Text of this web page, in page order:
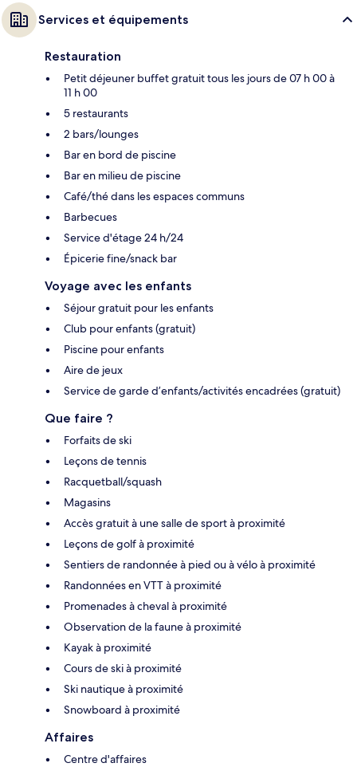
Services et équipements
Restauration
Petit déjeuner buffet gratuit tous les jours de 07 h 00 à
11 h 00
5 restaurants
2 bars/lounges
Bar en bord de piscine
Bar en milieu de piscine
Café/thé dans les espaces communs
Barbecues
Service d'étage 24 h/24
Épicerie fine/snack bar
Voyage avec les enfants
Séjour gratuit pour les enfants
Club pour enfants (gratuit)
Piscine pour enfants
Aire de jeux
Service de garde d’enfants/activités encadrées (gratuit)
Que faire ?
Forfaits de ski
Leçons de tennis
Racquetball/squash
Magasins
Accès gratuit à une salle de sport à proximité
Leçons de golf à proximité
Sentiers de randonnée à pied ou à vélo à proximité
Randonnées en VTT à proximité
Promenades à cheval à proximité
Observation de la faune à proximité
Kayak à proximité
Cours de ski à proximité
Ski nautique à proximité
Snowboard à proximité
Affaires
Centre d'affaires